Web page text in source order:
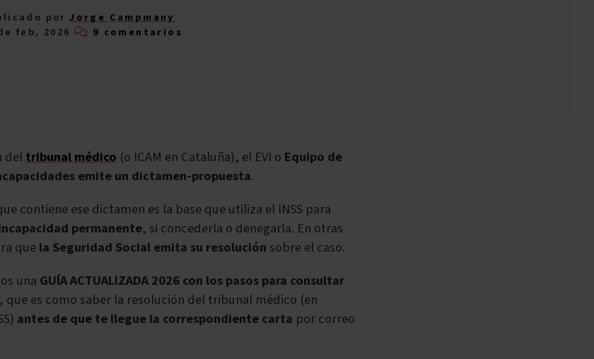
por Jorge Campmany
feb, 2026
9 comentarios
del tribunal médico (o ICAM en Cataluña), el EVI o Equipo de
emite un dictamen-propuesta.
contiene ese dictamen es la base que utiliza el INSS para
permanente, si concederla o denegarla. En otras
quela Seguridad Social emita su resolución sobre el caso.
una GUÍA ACTUALIZADA 2026 con los pasos para consultar
, que es como saber la resolución del tribunal médico (en
antes de que te llegue la correspondiente carta por correo